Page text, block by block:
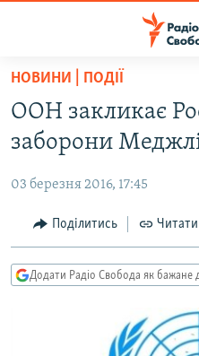
Перейти
основного
матеріалу
Перейти
до
навігації
Перейти
до
ВСЕ ЗА ДОБУ
СТАТТІ
ПОЛІТИКА
ЕКОНОМІКА
КУЛЬТУРА
ВІЙНА
РОСІЙСЬКА «ФІЛЬТРАЦІЯ»
КРИМ.РЕАЛІЇ
НОВИНИ | ПОДІЇ
ООН закликає
заборони
03 березня 2016, 17:45
Поділитись
Додати Радіо Свобода як бажане